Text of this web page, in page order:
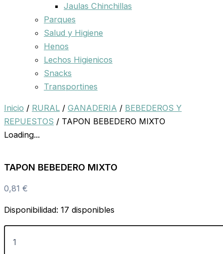
Jaulas Chinchillas
Parques
Salud y Higiene
Henos
Lechos Higienicos
Snacks
Transportines
Inicio / RURAL / GANADERIA / BEBEDEROS Y
REPUESTOS / TAPON BEBEDERO MIXTO
Loading...
TAPON BEBEDERO MIXTO
0,81 €
Disponibilidad: 17 disponibles